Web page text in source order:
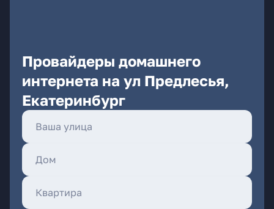
Провайдеры домашнего
интернета на ул Предлесья,
Екатеринбург